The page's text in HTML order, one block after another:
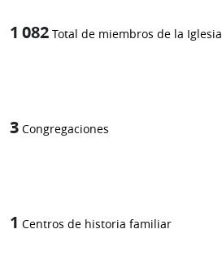
1 082 Total de miembros de la Iglesia
3 Congregaciones
1 Centros de historia familiar